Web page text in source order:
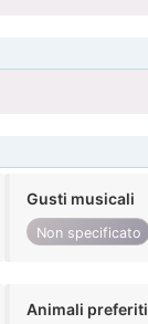
Gusti musicali
Non specificato
Animali preferiti